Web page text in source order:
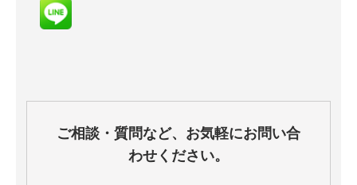
ご相談・質問など、お気軽にお問い合
わせください。